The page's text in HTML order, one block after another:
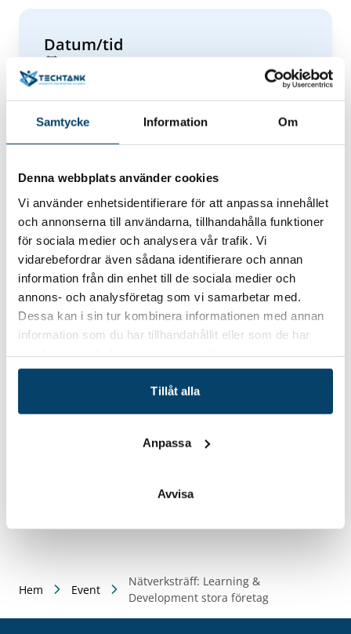
Samtycke Information Om
Denna webbplats använder cookies
Vi använder enhetsidentifierare för att anpassa innehållet
och annonserna till användarna, tillhandahålla funktioner
för sociala medier och analysera vår trafik. Vi
vidarebefordrar även sådana identifierare och annan
information från din enhet till de sociala medier och
annons- och analysföretag som vi samarbetar med.
Dessa kan i sin tur kombinera informationen med annan
information som du har tillhandahållit eller som de har
Tillåt alla
Anpassa
Avvisa
Datum/tid
09:00 - 13:00
Plats
Saab Kockums, Karlskrona
Hitta hit
nätverket om du inte redan är med!
Eventdetaljer
Anmäl dig nu
Therese Olsson
Projektledare / Administratör
076-861 27 45
Hem Event
Nätverksträff: Learning &
Development stora företag